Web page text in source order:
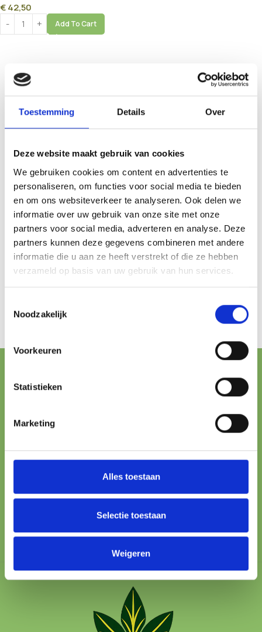
Toestemming Details Over
Deze website maakt gebruik van cookies
We gebruiken cookies om content en advertenties te
personaliseren, om functies voor social media te bieden
en om ons websiteverkeer te analyseren. Ook delen we
informatie over uw gebruik van onze site met onze
partners voor social media, adverteren en analyse. Deze
partners kunnen deze gegevens combineren met andere
informatie die u aan ze heeft verstrekt of die ze hebben
verzameld op basis van uw gebruik van hun services.
Noodzakelijk
Voorkeuren
Statistieken
Marketing
Alles toestaan
Selectie toestaan
Weigeren
€42,50
Add To Cart
All major methods
We’re here to help
100% SAFE
Protected checkout